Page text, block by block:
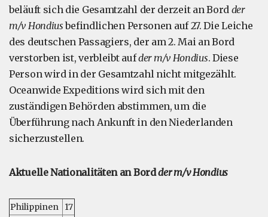
beläuft sich die Gesamtzahl der derzeit an Bord der
m/v Hondiusbefindlichen Personen auf 27. Die Leiche
des deutschen Passagiers, der am 2. Mai an Bord
verstorben ist, verbleibt aufder m/v Hondius. Diese
Person wird in der Gesamtzahl nicht mitgezählt.
Oceanwide Expeditions wird sich mit den
zuständigen Behörden abstimmen, um die
Überführung nach Ankunft in den Niederlanden
sicherzustellen.
Aktuelle Nationalitäten an Bordder m/v Hondius
Philippinen
17